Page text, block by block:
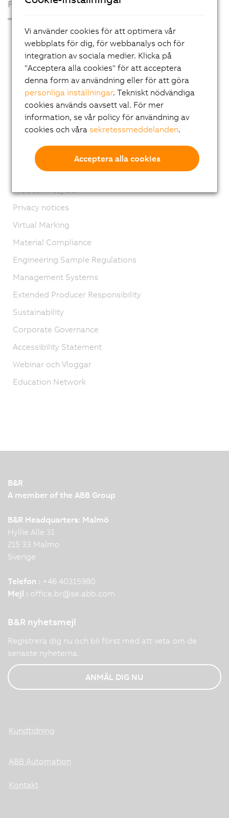
Företaget
Press Room
Blog
AutoMates
Email news service
Karriär
Lokal närvaro
Imprint
Product lifecycle
Privacy notices
Virtual Marking
Material Compliance
Engineering Sample Regulations
Management Systems
Extended Producer Responsibility
Sustainability
Corporate Governance
Accessibility Statement
Webinar och Vloggar
Education Network
B&R
A member of the ABB Group
B&R Headquarters: Malmö
Hyllie Alle 31
215 33 Malmo
Sverige
Telefon : +46 40315980
Mejl : office.br@se.abb.com
B&R nyhetsmejl
Registrera dig nu och bli först med att veta om de
senaste nyheterna.
ANMÄL DIG NU
Kundtidning
ABB Automation
Kontakt
Vi använder cookies för att optimera vår
webbplats för dig, för webbanalys och för
integration av sociala medier. Klicka på
"Acceptera alla cookies" för att acceptera
denna form av användning eller för att göra
personliga inställningar. Tekniskt nödvändiga
cookies används oavsett val. För mer
information, se vår policy för användning av
cookies och våra sekretessmeddelanden.
Acceptera alla cookies